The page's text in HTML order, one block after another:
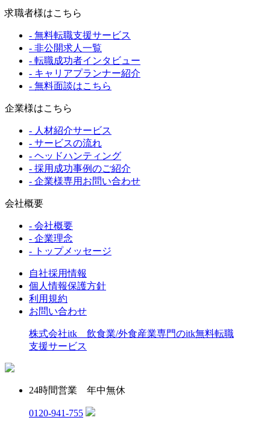
求職者様はこちら
- 無料転職支援サービス
- 非公開求人一覧
- 転職成功者インタビュー
- キャリアプランナー紹介
- 無料面談はこちら
企業様はこちら
- 人材紹介サービス
- サービスの流れ
- ヘッドハンティング
- 採用成功事例のご紹介
- 企業様専用お問い合わせ
会社概要
- 会社概要
- 企業理念
- トップメッセージ
自社採用情報
個人情報保護方針
利用規約
お問い合わせ
株式会社itk 飲食業/外食産業専門のitk無料転職
支援サービス
24時間営業 年中無休
0120-941-755